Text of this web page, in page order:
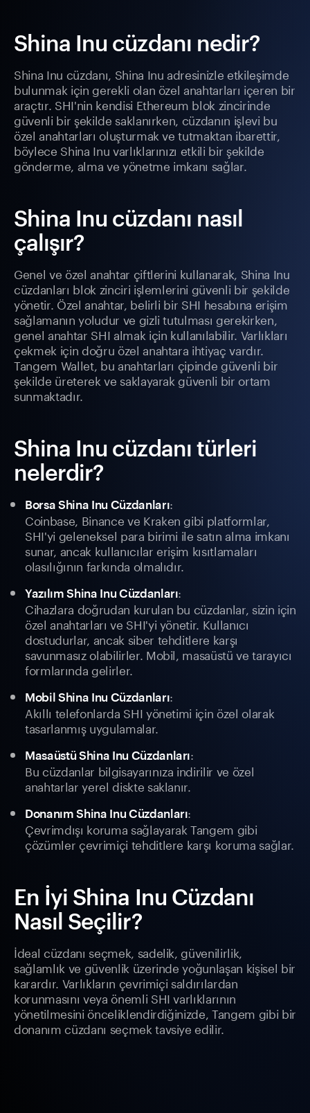
Shina Inu cüzdanı nedir?
Shina Inu cüzdanı, Shina Inu adresinizle etkileşimde
bulunmak için gerekli olan özel anahtarları içeren bir
araçtır. SHI'nin kendisi Ethereum blok zincirinde
güvenli bir şekilde saklanırken, cüzdanın işlevi bu
özel anahtarları oluşturmak ve tutmaktan ibarettir,
böylece Shina Inu varlıklarınızı etkili bir şekilde
gönderme, alma ve yönetme imkanı sağlar.
Shina Inu cüzdanı nasıl
çalışır?
Genel ve özel anahtar çiftlerini kullanarak, Shina Inu
cüzdanları blok zinciri işlemlerini güvenli bir şekilde
yönetir. Özel anahtar, belirli bir SHI hesabına erişim
sağlamanın yoludur ve gizli tutulması gerekirken,
genel anahtar SHI almak için kullanılabilir. Varlıkları
çekmek için doğru özel anahtara ihtiyaç vardır.
Tangem Wallet, bu anahtarları çipinde güvenli bir
şekilde üreterek ve saklayarak güvenli bir ortam
sunmaktadır.
Shina Inu cüzdanı türleri
nelerdir?
Borsa Shina Inu Cüzdanları:
Coinbase, Binance ve Kraken gibi platformlar,
SHI'yi geleneksel para birimi ile satın alma imkanı
sunar, ancak kullanıcılar erişim kısıtlamaları
olasılığının farkında olmalıdır.
Yazılım Shina Inu Cüzdanları:
Cihazlara doğrudan kurulan bu cüzdanlar, sizin için
özel anahtarları ve SHI'yi yönetir. Kullanıcı
dostudurlar, ancak siber tehditlere karşı
savunmasız olabilirler. Mobil, masaüstü ve tarayıcı
formlarında gelirler.
Mobil Shina Inu Cüzdanları:
Akıllı telefonlarda SHI yönetimi için özel olarak
tasarlanmış uygulamalar.
Masaüstü Shina Inu Cüzdanları:
Bu cüzdanlar bilgisayarınıza indirilir ve özel
anahtarlar yerel diskte saklanır.
Donanım Shina Inu Cüzdanları:
Çevrimdışı koruma sağlayarak Tangem gibi
çözümler çevrimiçi tehditlere karşı koruma sağlar.
En İyi Shina Inu Cüzdanı
Nasıl Seçilir?
İdeal cüzdanı seçmek, sadelik, güvenilirlik,
sağlamlık ve güvenlik üzerinde yoğunlaşan kişisel bir
karardır. Varlıkların çevrimiçi saldırılardan
korunmasını veya önemli SHI varlıklarının
yönetilmesini önceliklendirdiğinizde, Tangem gibi bir
donanım cüzdanı seçmek tavsiye edilir.